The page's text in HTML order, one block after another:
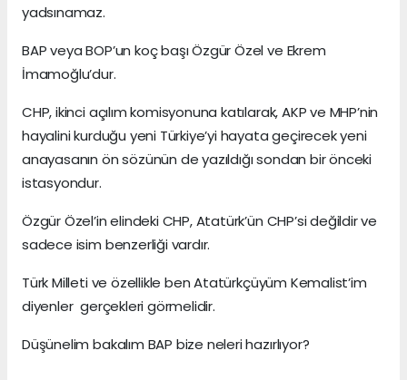
yadsınamaz.
BAP veya BOP’un koç başı Özgür Özel ve Ekrem
İmamoğlu’dur.
CHP, ikinci açılım komisyonuna katılarak, AKP ve MHP’nin
hayalini kurduğu yeni Türkiye’yi hayata geçirecek yeni
anayasanın ön sözünün de yazıldığı sondan bir önceki
istasyondur.
Özgür Özel’in elindeki CHP, Atatürk’ün CHP’si değildir ve
sadece isim benzerliği vardır.
Türk Milleti ve özellikle ben Atatürkçüyüm Kemalist’im
diyenler gerçekleri görmelidir.
Düşünelim bakalım BAP bize neleri hazırlıyor?